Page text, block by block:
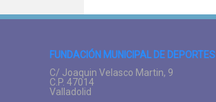
FUNDACIÓN MUNICIPAL DE DEPORTES
C/ Joaquin Velasco Martin, 9
C.P. 47014
Valladolid